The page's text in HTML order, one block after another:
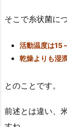
そこで糸状菌に
活動温度は
乾燥よりも湿
とのことです。
前述とは違い、